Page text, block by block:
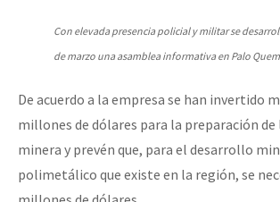
Con elevada presencia policial y militar se
de marzo una asamblea informativa en Palo
De acuerdo a la empresa se han invertido
millones de dólares para la preparación
minera y prevén que, para el desarrollo
polimetálico que existe en la región, se